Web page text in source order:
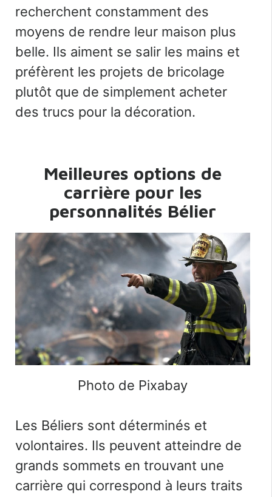
recherchent constamment des
moyens de rendre leur maison plus
belle. Ils aiment se salir les mains et
préfèrent les projets de bricolage
plutôt que de simplement acheter
des trucs pour la décoration.
Meilleures options de
carrièrepour les
personnalités Bélier
Photo de Pixabay
Les Béliers sont déterminés et
volontaires. Ils peuvent atteindre de
grands sommets en trouvant une
carrière qui correspond à leurs traits